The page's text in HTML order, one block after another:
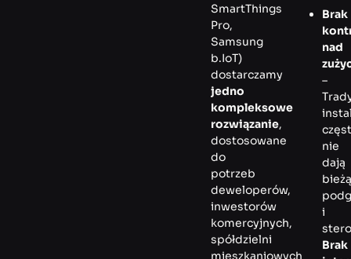
SmartThings
Pro,
Samsung
b.IoT)
dostarczamy
jedno
kompleksowe
rozwiązanie,
dostosowane
do
potrzeb
deweloperów,
inwestorów
komercyjnych,
spółdzielni
mieszkaniowych
Brak
nad
–
nie
dają
i
Brak